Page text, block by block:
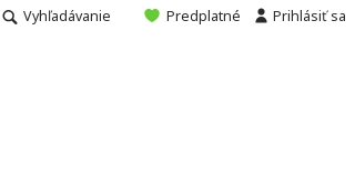
Vyhľadávanie Predplatné Prihlásiť sa